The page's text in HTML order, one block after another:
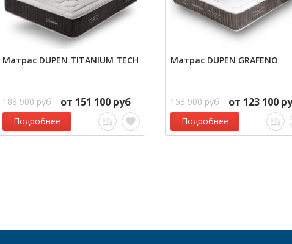
Матрас DUPEN TITANIUM TECH
188 900 руб от 151 100 руб
Подробнее
Матрас DUPEN GRAFENO
153 900 руб от 123 100
Подробнее